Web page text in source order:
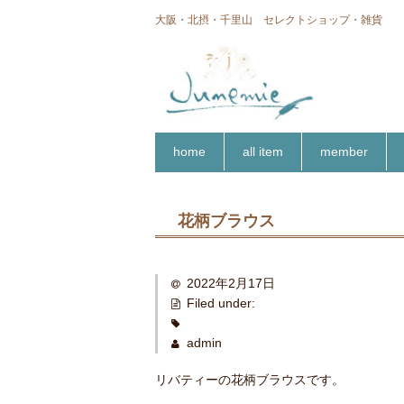
大阪・北摂・千里山 セレクトショップ・雑貨
home all item member
花柄ブラウス
2022年2月17日
Filed under:
admin
リバティーの花柄ブラウスです。